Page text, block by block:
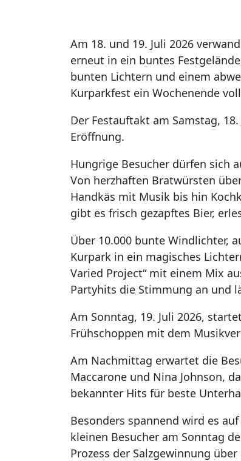
Am 18. und 19. Juli 2026
erneut in ein buntes
bunten Lichtern und einem
Kurparkfest ein Wochenende
Der Festauftakt am Samstag,
Eröffnung.
Hungrige Besucher dürfen sich
Von herzhaften Bratwürsten
Handkäs mit Musik bis hin
gibt es frisch gezapftes Bier,
Über 10.000 bunte Windlichter,
Kurpark in ein magisches
Varied Project“ mit einem Mix
Partyhits die Stimmung an und
Am Sonntag, 19. Juli 2026,
Frühschoppen mit dem
Am Nachmittag erwartet die
Maccarone und Nina Johnson,
bekannter Hits für beste
Besonders spannend wird es
kleinen Besucher am Sonntag
Prozess der Salzgewinnung